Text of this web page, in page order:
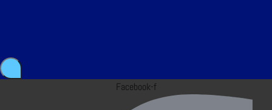
Facebook-f